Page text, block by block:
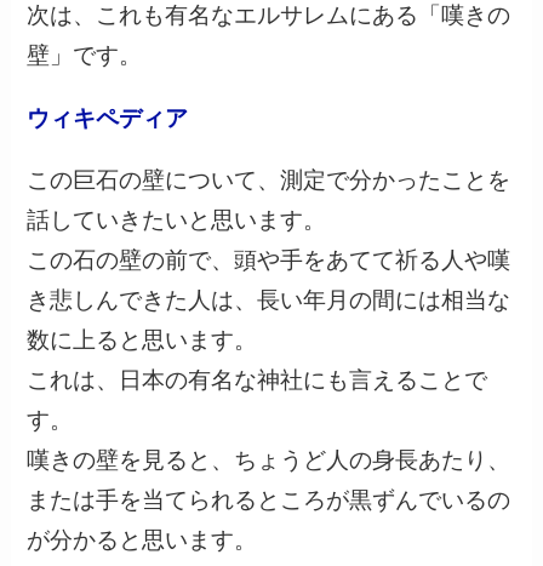
次は、これも有名なエルサレムにある「嘆きの
壁」です。
ウィキペディア
この巨石の壁について、測定で分かったことを
話していきたいと思います。
この石の壁の前で、頭や手をあてて祈る人や嘆
き悲しんできた人は、長い年月の間には相当な
数に上ると思います。
これは、日本の有名な神社にも言えることで
す。
嘆きの壁を見ると、ちょうど人の身長あたり、
または手を当てられるところが黒ずんでいるの
が分かると思います。